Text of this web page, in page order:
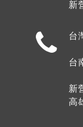
新
台
台
新
高